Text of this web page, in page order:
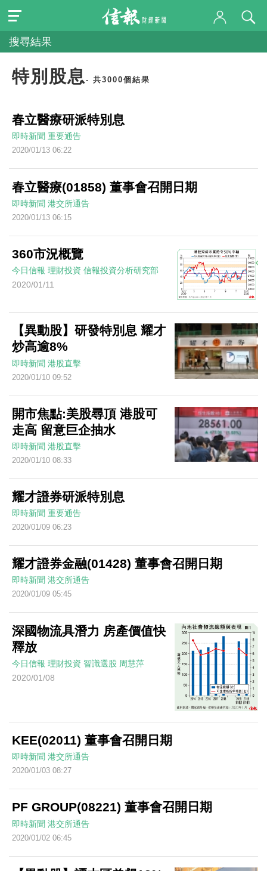
搜尋結果
特別股息 - 共3000個結果
春立醫療研派特別息
即時新聞 重要通告
2020/01/13 06:22
春立醫療(01858) 董事會召開日期
即時新聞 港交所通告
2020/01/13 06:15
360市況概覽
今日信報 理財投資 信報投資分析研究部
2020/01/11
【異動股】研發特別息 耀才
炒高逾8%
即時新聞 港股直擊
2020/01/10 09:52
開市焦點:美股尋頂 港股可
走高 留意巨企抽水
即時新聞 港股直擊
2020/01/10 08:33
耀才證券研派特別息
即時新聞 重要通告
2020/01/09 06:23
耀才證券金融(01428) 董事會召開日期
即時新聞 港交所通告
2020/01/09 05:45
深國物流具潛力 房產價值快
釋放
今日信報 理財投資 智識選股 周慧萍
2020/01/08
KEE(02011) 董事會召開日期
即時新聞 港交所通告
2020/01/03 08:27
PF GROUP(08221) 董事會召開日期
即時新聞 港交所通告
2020/01/02 06:45